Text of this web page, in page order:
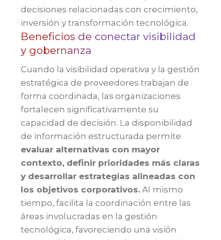
decisiones relacionadas con crecimiento,
inversión y transformación tecnológica.
Beneficios de conectar visibilidad
y gobernanza
Cuando la visibilidad operativa y la gestión
estratégica de proveedores trabajan de
forma coordinada, las organizaciones
fortalecen significativamente su
capacidad de decisión. La disponibilidad
de información estructurada permite
evaluar alternativas con mayor
contexto, definir prioridades más claras
y desarrollar estrategias alineadas con
los objetivos corporativos. Al mismo
tiempo, facilita la coordinación entre las
áreas involucradas en la gestión
tecnológica, favoreciendo una visión